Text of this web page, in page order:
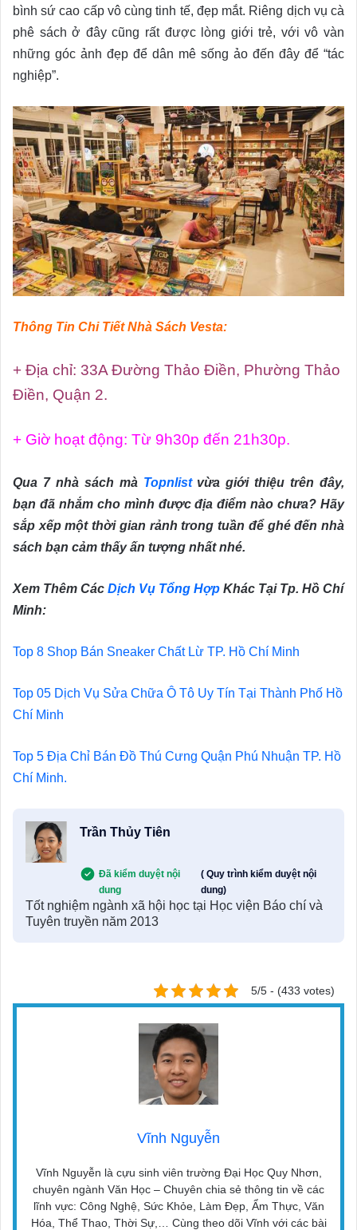
bình sứ cao cấp vô cùng tinh tế, đẹp mắt. Riêng dịch vụ cà
phê sách ở đây cũng rất được lòng giới trẻ, với vô vàn
những góc ảnh đẹp để dân mê sống ảo đến đây để “tác
nghiệp”.
Thông Tin Chi Tiết Nhà Sách Vesta:
+ Địa chỉ: 33A Đường Thảo Điền, Phường Thảo
Điền, Quận 2.
+ Giờ hoạt động: Từ 9h30p đến 21h30p.
Qua 7 nhà sách mà Topnlistvừa giới thiệu trên đây,
bạn đã nhắm cho mình được địa điểm nào chưa? Hãy
sắp xếp một thời gian rảnh trong tuần để ghé đến nhà
sách bạn cảm thấy ấn tượng nhất nhé.
Xem Thêm Các Dịch Vụ Tổng Hợp Khác Tại Tp. Hồ Chí
Minh:
Top 8 Shop Bán Sneaker Chất Lừ TP. Hồ Chí Minh
Top 05 Dịch Vụ Sửa Chữa Ô Tô Uy Tín Tại Thành Phố Hồ
Chí Minh
Top 5 Địa Chỉ Bán Đồ Thú Cưng Quận Phú Nhuận TP. Hồ
Chí Minh.
Trần Thủy Tiên
Đã kiểm duyệt nội
dung
( Quy trình kiểm duyệt nội
dung)
Tốt nghiệm ngành xã hội học tại Học viện Báo chí và
Tuyên truyền năm 2013
5/5 - (433 votes)
Vĩnh Nguyễn
Vĩnh Nguyễn là cựu sinh viên trường Đại Học Quy Nhơn,
chuyên ngành Văn Học – Chuyên chia sẻ thông tin về các
lĩnh vực: Công Nghệ, Sức Khỏe, Làm Đẹp, Ẩm Thực, Văn
Hóa, Thể Thao, Thời Sự,… Cùng theo dõi Vĩnh với các bài